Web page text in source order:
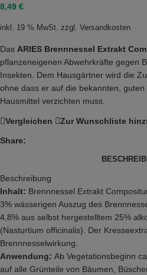
8,49 €
inkl. 19 % MwSt. zzgl. Versandkosten
Das ARIES Brennnessel Extrakt
pflanzeneigenen Abwehrkräfte gegen
Insekten. Dem Hausgärtner wird die
ohne dass er auf die bekannten,
Hausmittel verzichten muss.
Vergleichen Zur Wunschliste
Share:
Beschreibung
Inhalt: Brennnessel Extrakt
3% wässerigen Auszug des
4,8% aus selbst hergestelltem 25%
(Nasturtium officinalis). Der
Brennnesselwirkung.
Anwendung: Ab Vegetationsbeginn
auf alle Grünteile von Bäumen,